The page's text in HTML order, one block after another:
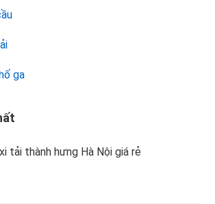
ga
tải thành hưng Hà Nội giá rẻ